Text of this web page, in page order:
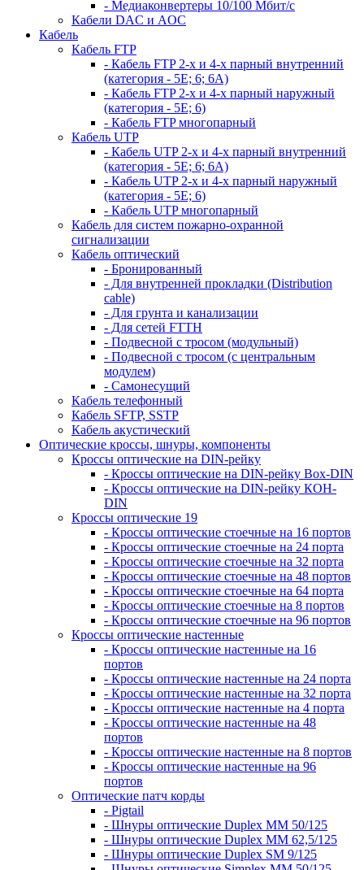
- Медиаконвертеры 10/100 Мбит/с
Кабели DAC и AOC
Кабель
Кабель FTP
- Кабель FTP 2-х и 4-х парный внутренний
(категория - 5Е; 6; 6А)
- Кабель FTP 2-х и 4-х парный наружный
(категория - 5Е; 6)
- Кабель FTP многопарный
Кабель UTP
- Кабель UTP 2-х и 4-х парный внутренний
(категория - 5Е; 6; 6А)
- Кабель UTP 2-х и 4-х парный наружный
(категория - 5Е; 6)
- Кабель UTP многопарный
Кабель для систем пожарно-охранной
сигнализации
Кабель оптический
- Бронированный
- Для внутренней прокладки (Distribution
cable)
- Для грунта и канализации
- Для сетей FTTH
- Подвесной с тросом (модульный)
- Подвесной с тросом (с центральным
модулем)
- Самонесущий
Кабель телефонный
Кабель SFTP, SSTP
Кабель акустический
Оптические кроссы, шнуры, компоненты
Кроссы оптические на DIN-рейку
- Кроссы оптические на DIN-рейку Box-DIN
- Кроссы оптические на DIN-рейку КОН-
DIN
Кроссы оптические 19
- Кроссы оптические стоечные на 16 портов
- Кроссы оптические стоечные на 24 порта
- Кроссы оптические стоечные на 32 порта
- Кроссы оптические стоечные на 48 портов
- Кроссы оптические стоечные на 64 порта
- Кроссы оптические стоечные на 8 портов
- Кроссы оптические стоечные на 96 портов
Кроссы оптические настенные
- Кроссы оптические настенные на 16
портов
- Кроссы оптические настенные на 24 порта
- Кроссы оптические настенные на 32 порта
- Кроссы оптические настенные на 4 порта
- Кроссы оптические настенные на 48
портов
- Кроссы оптические настенные на 8 портов
- Кроссы оптические настенные на 96
портов
Оптические патч корды
- Pigtail
- Шнуры оптические Duplex MM 50/125
- Шнуры оптические Duplex MM 62,5/125
- Шнуры оптические Duplex SM 9/125